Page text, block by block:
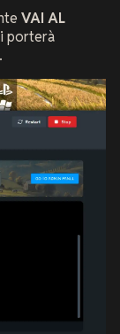
VAI AL
porterà
.